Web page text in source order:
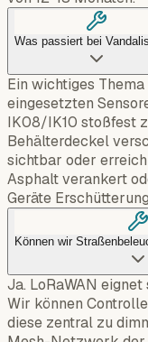
Was passiert bei
Ein wichtiges
eingesetzten
IK08/IK10 stoßfest
Behälterdeckel
sichtbar oder
Asphalt verankert
Geräte
Können wir
Ja. LoRaWAN
Wir können
diese zentral zu